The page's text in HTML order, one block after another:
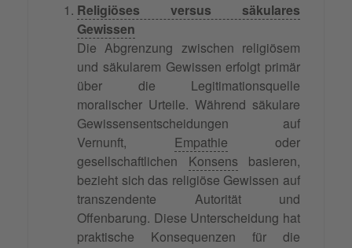
Religiöses versus säkulares
Gewissen
Die Abgrenzung zwischen religiösem
und säkularem Gewissen erfolgt primär
über die Legitimationsquelle
moralischer Urteile. Während säkulare
Gewissensentscheidungen auf
Vernunft, Empathie oder
gesellschaftlichen Konsens basieren,
bezieht sich das religiöse Gewissen auf
transzendente Autorität und
Offenbarung. Diese Unterscheidung hat
praktische Konsequenzen für die